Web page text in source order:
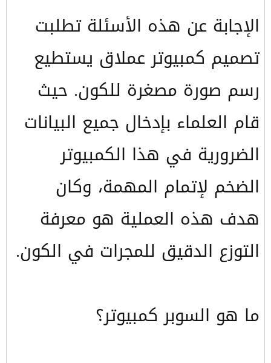
الإجابة عن هذه الأسئلة تطلبت
تصميم كمبيوتر عملاق يستطيع
رسم صورة مصغرة للكون. حيث
قام العلماء بإدخال جميع البيانات
الضرورية في هذا الكمبيوتر
الضخم لإتمام المهمة، وكان
هدف هذه العملية هو معرفة
التوزع الدقيق للمجرات في الكون.
ما هو السوبر كمبيوتر؟